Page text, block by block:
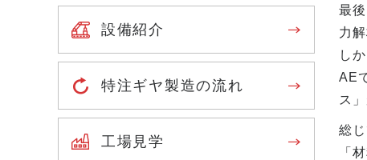
設備紹介
特注ギヤ製造の流れ
工場見学
最
力
し
AE
ス
総
「